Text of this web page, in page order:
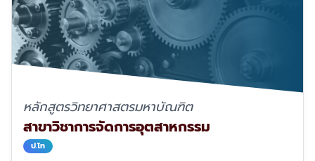
หลักสูตรวิทยาศาสตรมหาบัณฑิต
สาขาวิชาการจัดการอุตสาหกรรม
ป.โท